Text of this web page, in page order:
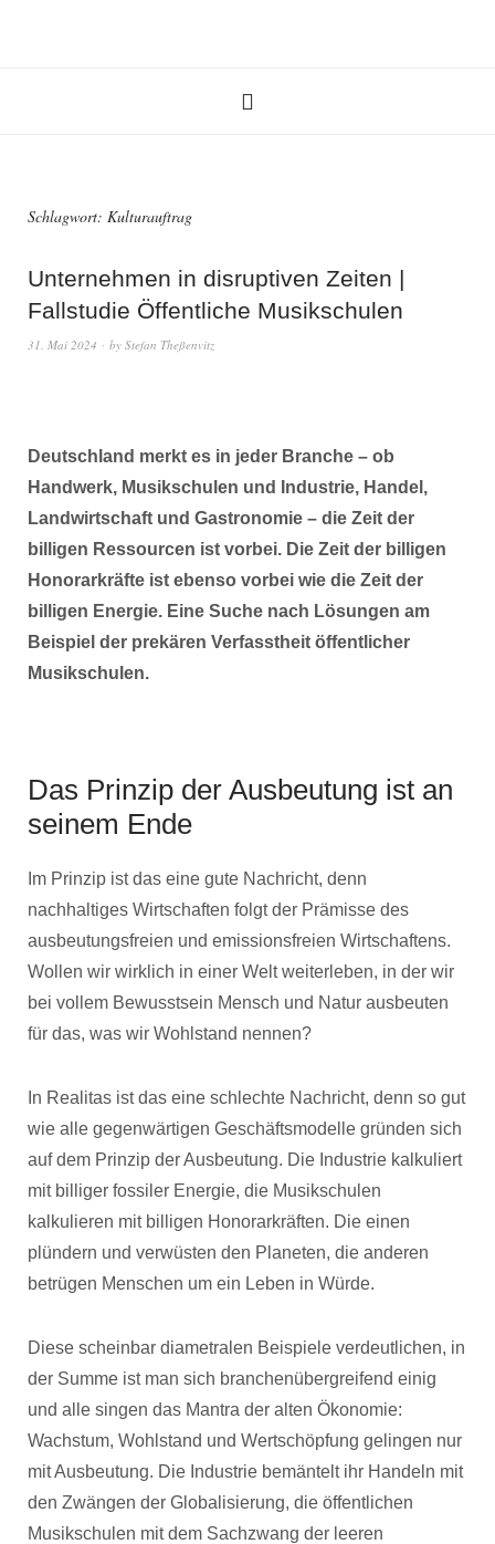
Schlagwort: Kulturauftrag
Unternehmen in disruptiven Zeiten |
Fallstudie Öffentliche Musikschulen
31. Mai 2024 by Stefan Theßenvitz
Deutschland merkt es in jeder Branche – ob
Handwerk, Musikschulen und Industrie, Handel,
Landwirtschaft und Gastronomie – die Zeit der
billigen Ressourcen ist vorbei. Die Zeit der billigen
Honorarkräfte ist ebenso vorbei wie die Zeit der
billigen Energie. Eine Suche nach Lösungen am
Beispiel der prekären Verfasstheit öffentlicher
Musikschulen.
Das Prinzip der Ausbeutung ist an
seinem Ende
Im Prinzip ist das eine gute Nachricht, denn
nachhaltiges Wirtschaften folgt der Prämisse des
ausbeutungsfreien und emissionsfreien Wirtschaftens.
Wollen wir wirklich in einer Welt weiterleben, in der wir
bei vollem Bewusstsein Mensch und Natur ausbeuten
für das, was wir Wohlstand nennen?
In Realitas ist das eine schlechte Nachricht, denn so gut
wie alle gegenwärtigen Geschäftsmodelle gründen sich
auf dem Prinzip der Ausbeutung. Die Industrie kalkuliert
mit billiger fossiler Energie, die Musikschulen
kalkulieren mit billigen Honorarkräften. Die einen
plündern und verwüsten den Planeten, die anderen
betrügen Menschen um ein Leben in Würde.
Diese scheinbar diametralen Beispiele verdeutlichen, in
der Summe ist man sich branchenübergreifend einig
und alle singen das Mantra der alten Ökonomie:
Wachstum, Wohlstand und Wertschöpfung gelingen nur
mit Ausbeutung. Die Industrie bemäntelt ihr Handeln mit
den Zwängen der Globalisierung, die öffentlichen
Musikschulen mit dem Sachzwang der leeren